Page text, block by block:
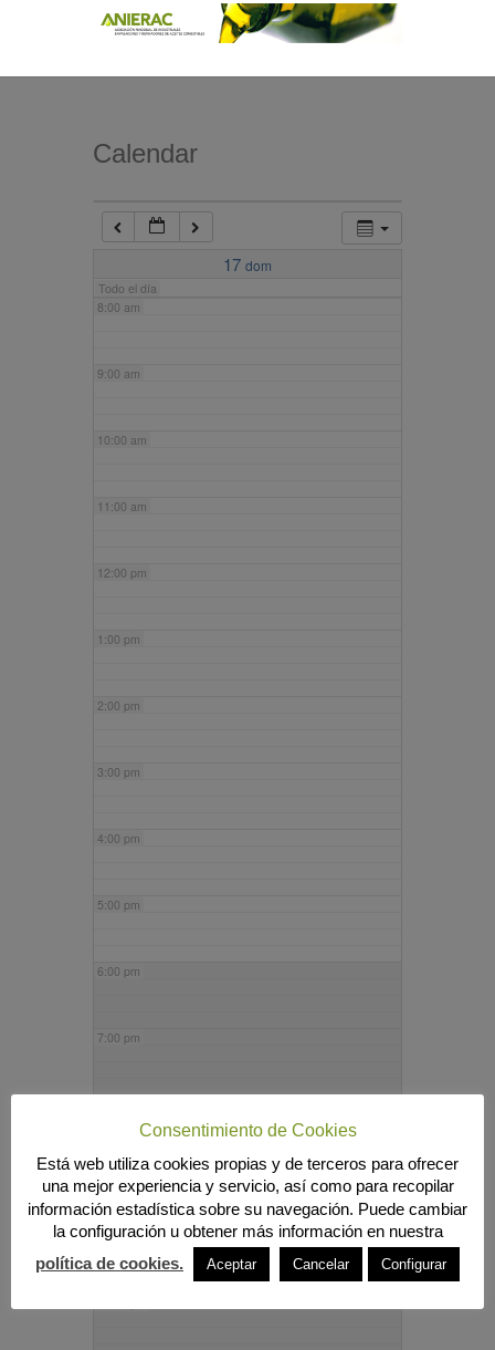
Calendar
17 dom
Todo el día
7:00 am
8:00 am
9:00 am
10:00 am
11:00 am
12:00 pm
1:00 pm
2:00 pm
3:00 pm
4:00 pm
5:00 pm
6:00 pm
7:00 pm
9:00 pm
10:00 pm
Consentimiento de Cookies
Está web utiliza cookies propias y de terceros para ofrecer
una mejor experiencia y servicio, así como para recopilar
información estadística sobre su navegación. Puede cambiar
la configuración u obtener más información en nuestra
política de cookies.
Aceptar Cancelar Configurar